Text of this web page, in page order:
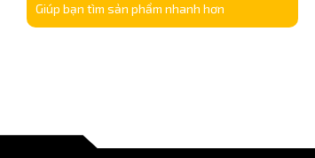
Giúp bạn tìm sản phẩm nhanh hơn